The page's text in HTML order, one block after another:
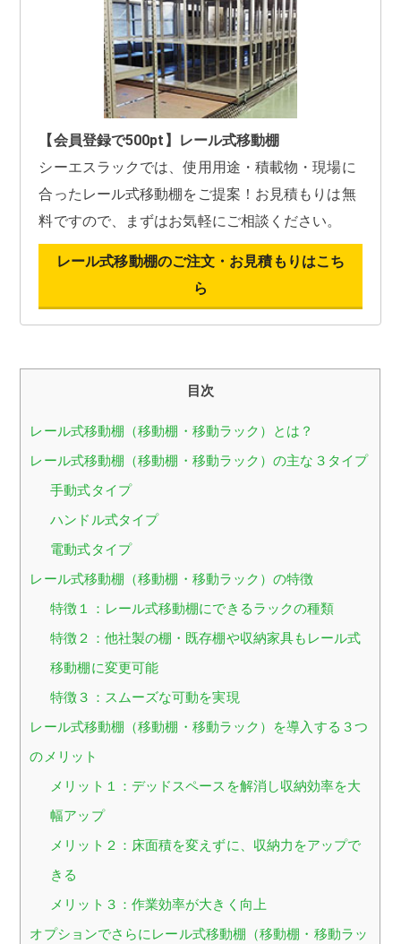
【会員登録で500pt】レール式移動棚
シーエスラックでは、使用用途・積載物・現場に
合ったレール式移動棚をご提案！お見積もりは無
料ですので、まずはお気軽にご相談ください。
レール式移動棚のご注文・お見積もりはこち
ら
目次
レール式移動棚（移動棚・移動ラック）とは？
レール式移動棚（移動棚・移動ラック）の主な３タイプ
手動式タイプ
ハンドル式タイプ
電動式タイプ
レール式移動棚（移動棚・移動ラック）の特徴
特徴１：レール式移動棚にできるラックの種類
特徴２：他社製の棚・既存棚や収納家具もレール式
移動棚に変更可能
特徴３：スムーズな可動を実現
レール式移動棚（移動棚・移動ラック）を導入する３つ
のメリット
メリット１：デッドスペースを解消し収納効率を大
幅アップ
メリット２：床面積を変えずに、収納力をアップで
きる
メリット３：作業効率が大きく向上
オプションでさらにレール式移動棚（移動棚・移動ラッ